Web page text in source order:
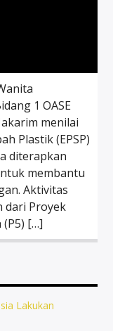
1 OASE
menilai
Plastik (EPSP)
diterapkan
membantu
Aktivitas
dari Proyek
(P5) […]
Lakukan